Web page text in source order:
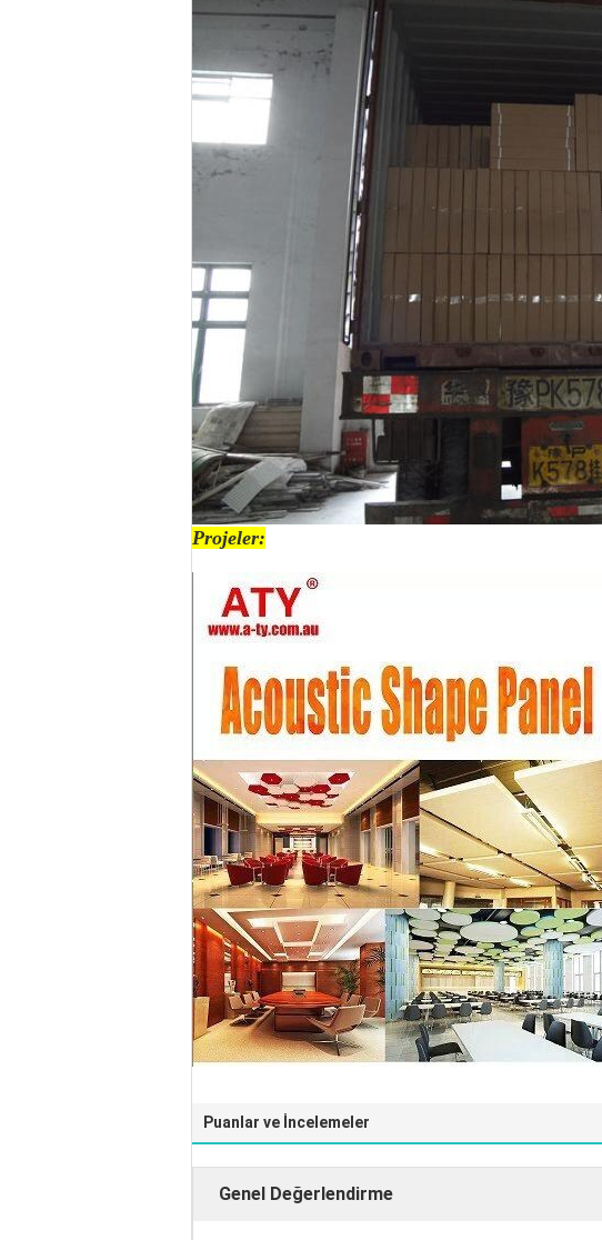
Projeler:
Puanlar ve İncelemeler
Genel Değerlendirme